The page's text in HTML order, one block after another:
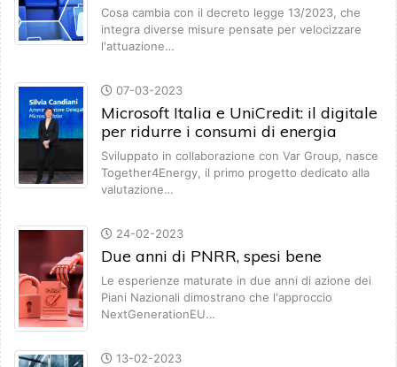
Cosa cambia con il decreto legge 13/2023, che
integra diverse misure pensate per velocizzare
l'attuazione…
07-03-2023
Microsoft Italia e UniCredit: il digitale
per ridurre i consumi di energia
Sviluppato in collaborazione con Var Group, nasce
Together4Energy, il primo progetto dedicato alla
valutazione…
24-02-2023
Due anni di PNRR, spesi bene
Le esperienze maturate in due anni di azione dei
Piani Nazionali dimostrano che l'approccio
NextGenerationEU…
13-02-2023